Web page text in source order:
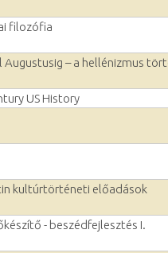
filozófia
Augustusig – a hellénizmus
US History
kultúrtörténeti előadások
- beszédfejlesztés I.